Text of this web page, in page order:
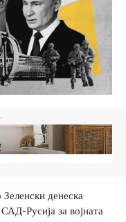
денеска
Русија за војната